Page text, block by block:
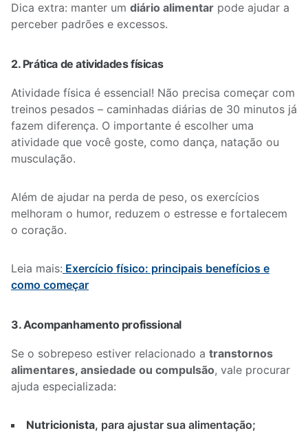
Dica extra: manter um diário alimentar pode ajudar a
perceber padrões e excessos.
2. Prática de atividades físicas
Atividade física é essencial! Não precisa começar com
treinos pesados – caminhadas diárias de 30 minutos já
fazem diferença. O importante é escolher uma
atividade que você goste, como dança, natação ou
musculação.
Além de ajudar na perda de peso, os exercícios
melhoram o humor, reduzem o estresse e fortalecem
o coração.
Leia mais: Exercício físico: principais benefícios e
como começar
3. Acompanhamento profissional
Se o sobrepeso estiver relacionado a transtornos
alimentares, ansiedade ou compulsão, vale procurar
ajuda especializada:
Nutricionista, para ajustar sua alimentação;